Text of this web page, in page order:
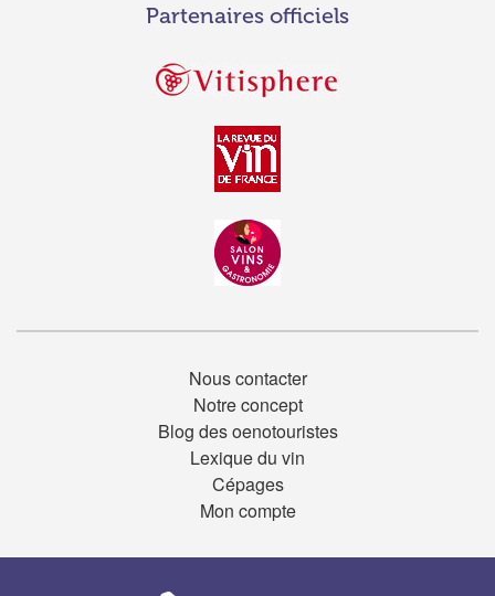
Partenaires officiels
Nous contacter
Notre concept
Blog des oenotouristes
Lexique du vin
Cépages
Mon compte